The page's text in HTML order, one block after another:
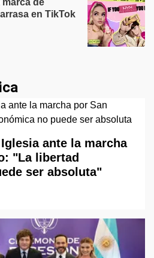
marca de
en TikTok
ante la marcha
"La libertad
ser absoluta"